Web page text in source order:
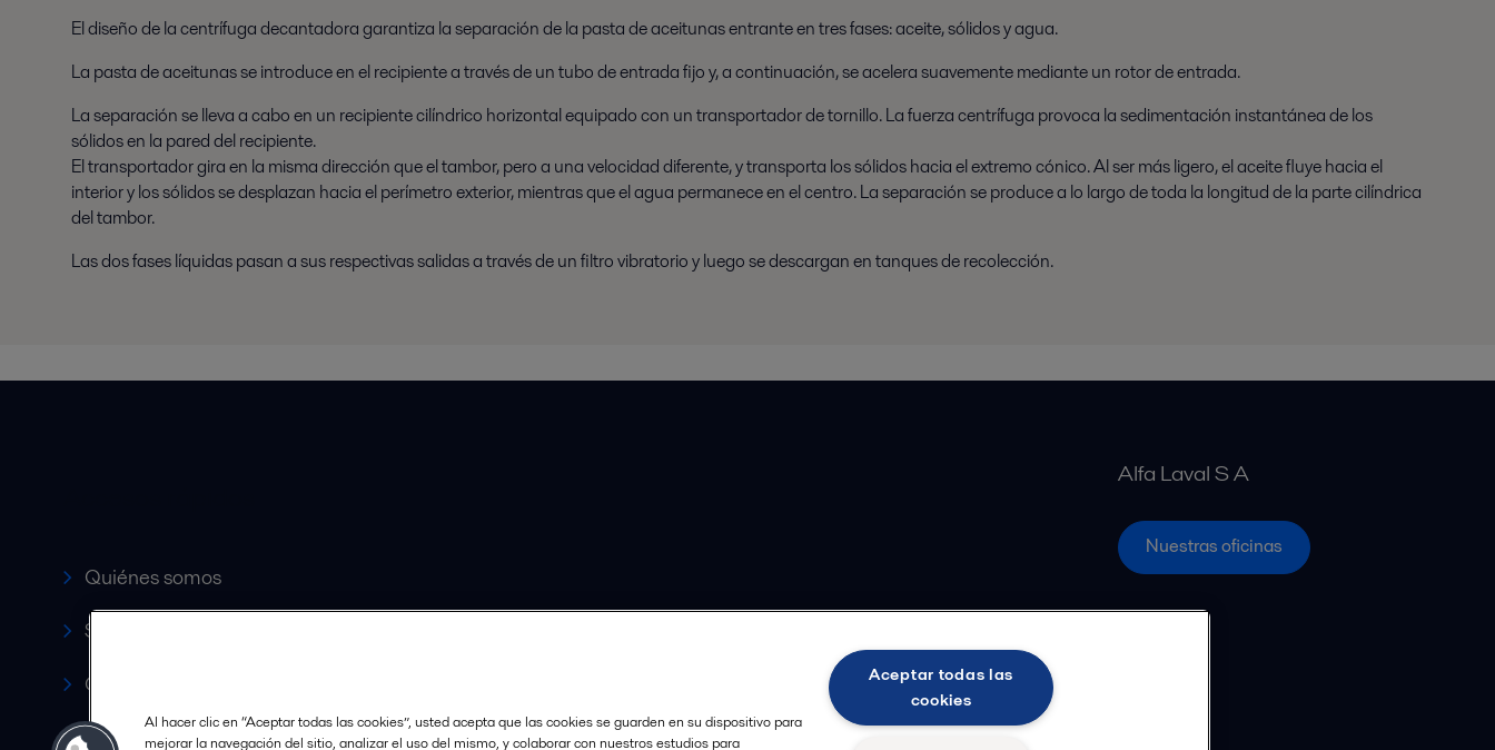
El diseño de la centrífuga decantadora garantiza la separación de la pasta de aceitunas entrante en tres fases: aceite, sólidos y agua.
La pasta de aceitunas se introduce en el recipiente a través de un tubo de entrada fijo y, a continuación, se acelera suavemente mediante un rotor de entrada.
La separación se lleva a cabo en un recipiente cilíndrico horizontal equipado con un transportador de tornillo. La fuerza centrífuga provoca la sedimentación instantánea de los
sólidos en la pared del recipiente.
El transportador gira en la misma dirección que el tambor, pero a una velocidad diferente, y transporta los sólidos hacia el extremo cónico. Al ser más ligero, el aceite fluye hacia el
interior y los sólidos se desplazan hacia el perímetro exterior, mientras que el agua permanece en el centro. La separación se produce a lo largo de toda la longitud de la parte cilíndrica
del tambor.
Las dos fases líquidas pasan a sus respectivas salidas a través de un filtro vibratorio y luego se descargan en tanques de recolección.
Quiénes somos
Servicio y soporte
Canales de Venta Autorizados
Revista HERE
Alfa Laval S A
Nuestras oficinas
Al hacer clic en “Aceptar todas las cookies”, usted acepta que las cookies se guarden en su dispositivo para
mejorar la navegación del sitio, analizar el uso del mismo, y colaborar con nuestros estudios para
Aceptar todas las
cookies